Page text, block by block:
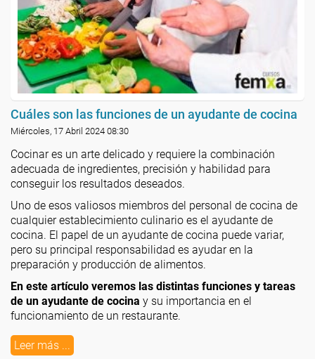
Cuáles son las funciones de un ayudante de cocina
Miércoles, 17 Abril 2024 08:30
Cocinar es un arte delicado y requiere la combinación
adecuada de ingredientes, precisión y habilidad para
conseguir los resultados deseados.
Uno de esos valiosos miembros del personal de cocina de
cualquier establecimiento culinario es el ayudante de
cocina. El papel de un ayudante de cocina puede variar,
pero su principal responsabilidad es ayudar en la
preparación y producción de alimentos.
En este artículo veremos las distintas funciones y tareas
de un ayudante de cocina y su importancia en el
funcionamiento de un restaurante.
Leer más ...